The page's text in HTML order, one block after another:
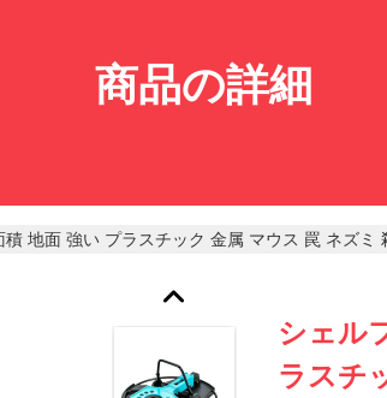
商品の詳細
地面 強い プラスチック 金属 マウス 罠 ネズミ
シェル
ラスチ